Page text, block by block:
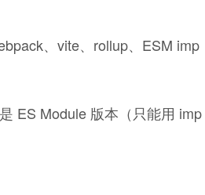
、vite、rollup、ESM imp
ES Module 版本（只能用 imp